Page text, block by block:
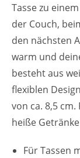
Tasse zu
der Couch,
den nächsten
warm und
besteht aus
flexiblen
von ca. 8,5
heiße
Für Tassen